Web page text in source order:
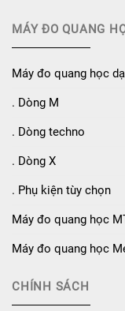
MÁY ĐO QUANG
Máy đo quang học
. Dòng M
. Dòng techno
. Dòng X
. Phụ kiện tùy chọn
Máy đo quang học
Máy đo quang học
CHÍNH SÁCH